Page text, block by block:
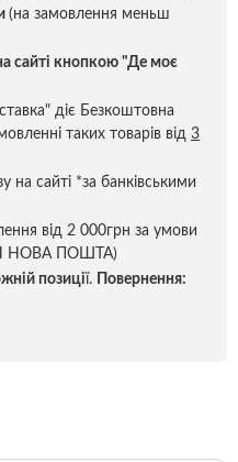
(на замовлення меньш
сайті кнопкою "Де моє
діє Безкоштовна
таких товарів від 3
на сайті *за банківськими
від 2 000грн за умови
НОВА ПОШТА)
позиції.
Повернення: